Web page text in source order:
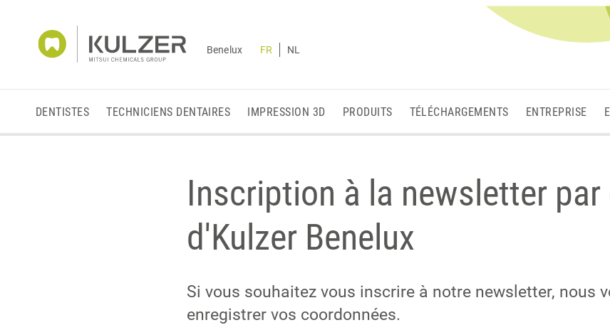
Benelux FR NL
DENTISTES TECHNICIENS DENTAIRES IMPRESSION 3D PRODUITS TÉLÉCHARGEMENTS ENTREPRISE
Inscription à la newsletter par
d'Kulzer Benelux
Si vous souhaitez vous inscrire à notre newsletter, nous
enregistrer vos coordonnées.